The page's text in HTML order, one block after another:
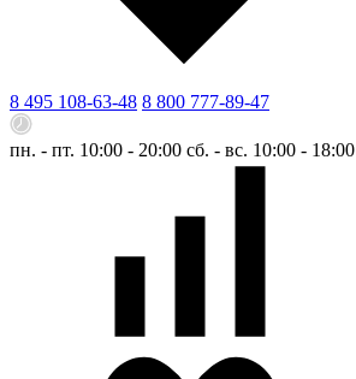
8 495 108-63-48 8 800 777-89-47
пн. - пт. 10:00 - 20:00 сб. - вс. 10:00 - 18:00